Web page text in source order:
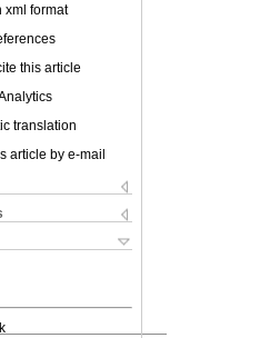
xml format
this article
translation
article by e-mail